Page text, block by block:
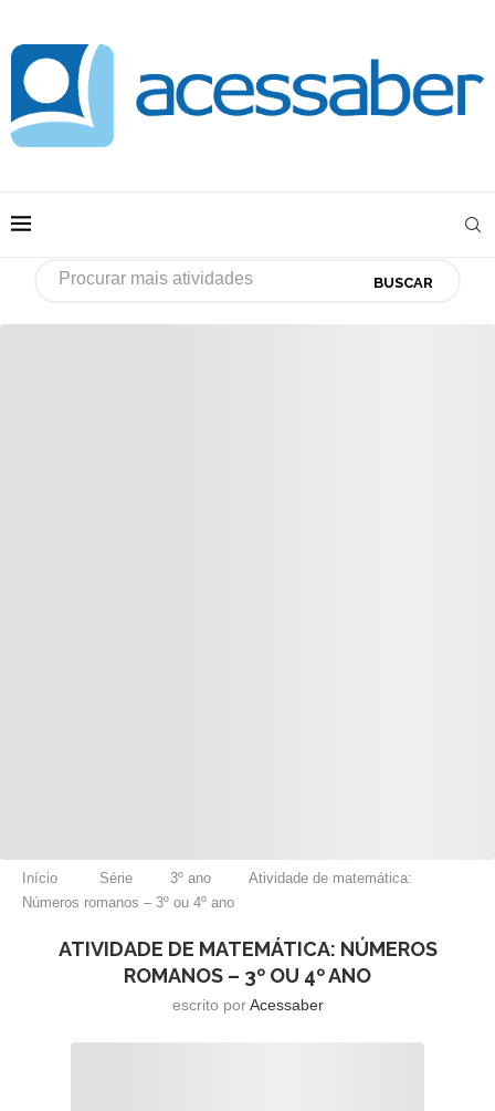
BUSCAR
Início Série 3º ano
Atividade de matemática:
Números romanos – 3º ou 4º ano
ATIVIDADE DE MATEMÁTICA: NÚMEROS
ROMANOS – 3º OU 4º ANO
escrito porAcessaber